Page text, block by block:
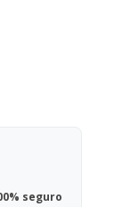
seguro